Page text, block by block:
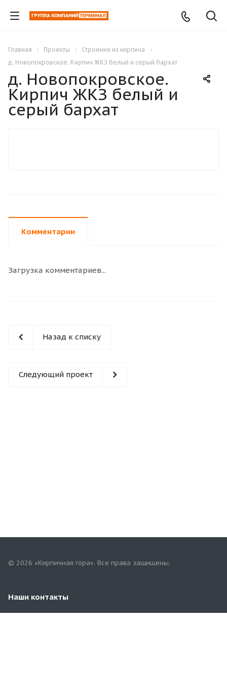
Главная Проекты
Строения из кирпича
д. Новопокровское. Кирпич ЖКЗ белый и серый бархат
д. Новопокровское.
Кирпич ЖКЗ белый и
серый бархат
Комментарии
Загрузка комментариев...
Назад к списку
Следующий проект
© 2026 «Кирпичная гора». Все права защищены.
Наши контакты
8(353)258-00-81